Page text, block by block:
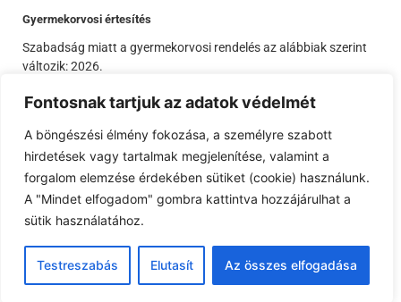
Fontosnak tartjuk az adatok védelmét
A böngészési élmény fokozása, a személyre szabott
hirdetések vagy tartalmak megjelenítése, valamint a
forgalom elemzése érdekében sütiket (cookie) használunk.
A "Mindet elfogadom" gombra kattintva hozzájárulhat a
sütik használatához.
Testreszabás Elutasít Az összes elfogadása
Gyermekorvosi értesítés
Szabadság miatt a gyermekorvosi rendelés az alábbiak szerint
változik: 2026.